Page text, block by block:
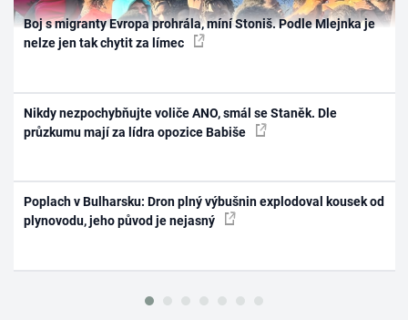
Boj s migranty Evropa prohrála, míní Stoniš. Podle Mlejnka je
nelze jen tak chytit za límec
Nikdy nezpochybňujte voliče ANO, smál se Staněk. Dle
průzkumu mají za lídra opozice Babiše
Poplach v Bulharsku: Dron plný výbušnin explodoval kousek od
plynovodu, jeho původ je nejasný